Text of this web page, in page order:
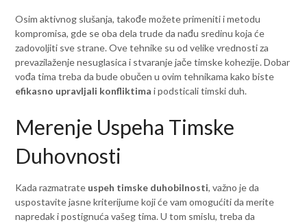
Osim aktivnog slušanja, takođe možete primeniti i metodu
kompromisa, gde se oba dela trude da nađu sredinu koja će
zadovoljiti sve strane. Ove tehnike su od velike vrednosti za
prevazilaženje nesuglasica i stvaranje jače timske kohezije. Dobar
vođa tima treba da bude obučen u ovim tehnikama kako biste
efikasno upravljali konfliktima i podsticali timski duh.
Merenje Uspeha Timske
Duhovnosti
Kada razmatrate uspeh timske duhobilnosti, važno je da
uspostavite jasne kriterijume koji će vam omogućiti da merite
napredak i postignuća vašeg tima. U tom smislu, treba da